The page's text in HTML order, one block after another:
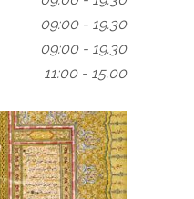
09:00 - 19.30
09:00 - 19.30
11:00 - 15.00